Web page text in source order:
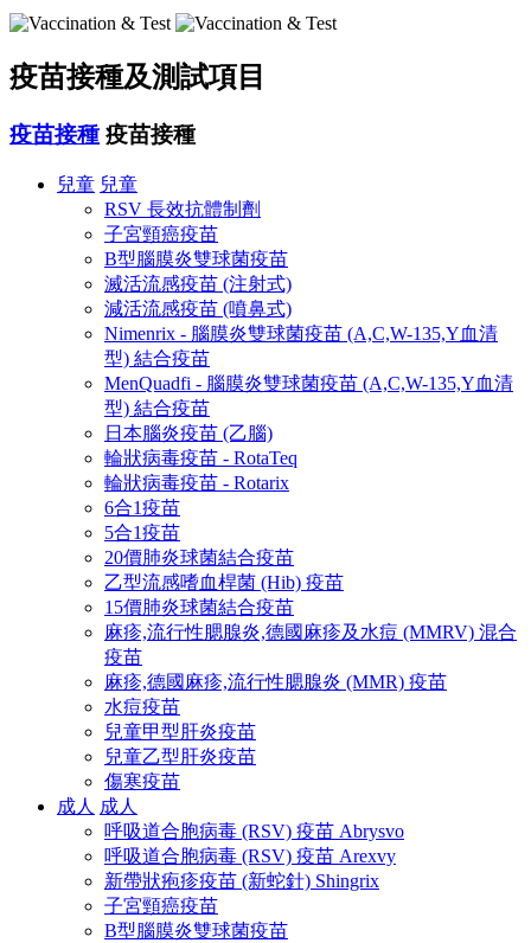
疫苗接種及測試項目
疫苗接種 疫苗接種
兒童 兒童
RSV 長效抗體制劑
子宮頸癌疫苗
B型腦膜炎雙球菌疫苗
滅活流感疫苗 (注射式)
減活流感疫苗 (噴鼻式)
Nimenrix - 腦膜炎雙球菌疫苗 (A,C,W-135,Y血清
型) 結合疫苗
MenQuadfi - 腦膜炎雙球菌疫苗 (A,C,W-135,Y血清
型) 結合疫苗
日本腦炎疫苗 (乙腦)
輪狀病毒疫苗 - RotaTeq
輪狀病毒疫苗 - Rotarix
6合1疫苗
5合1疫苗
20價肺炎球菌結合疫苗
乙型流感嗜血桿菌 (Hib) 疫苗
15價肺炎球菌結合疫苗
麻疹,流行性腮腺炎,德國麻疹及水痘 (MMRV) 混合
疫苗
麻疹,德國麻疹,流行性腮腺炎 (MMR) 疫苗
水痘疫苗
兒童甲型肝炎疫苗
兒童乙型肝炎疫苗
傷寒疫苗
成人 成人
呼吸道合胞病毒 (RSV) 疫苗 Abrysvo
呼吸道合胞病毒 (RSV) 疫苗 Arexvy
新帶狀疱疹疫苗 (新蛇針) Shingrix
子宮頸癌疫苗
B型腦膜炎雙球菌疫苗